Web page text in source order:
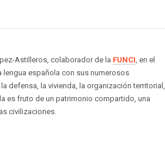
Astilleros, colaborador de la FUNCI, en el
española con sus numerosos
defensa, la vivienda, la organización territorial,
es fruto de un patrimonio compartido, una
civilizaciones.